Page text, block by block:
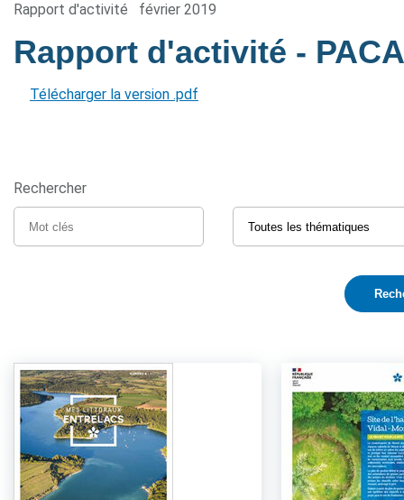
Rapport d'activité février 2019
Rapport d'activité -
Télécharger la version .pdf
Rechercher